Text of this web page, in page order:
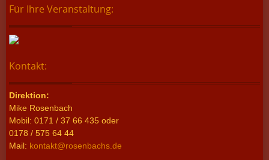
Für Ihre Veranstaltung:
Kontakt:
Direktion:
Mike Rosenbach
Mobil: 0171 / 37 66 435 oder
0178 / 575 64 44
Mail: kontakt@rosenbachs.de